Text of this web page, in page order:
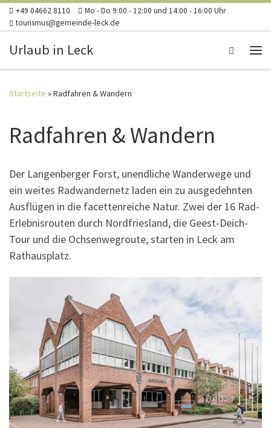
Zum Inhalt springen
+49 04662 8110
Mo - Do 9:00 - 12:00 und 14:00 - 16:00 Uhr
tourismus@gemeinde-leck.de
Urlaub in Leck
Search
Startseite »Radfahren & Wandern
Radfahren & Wandern
Der Langenberger Forst, unendliche Wanderwege und
ein weites Radwandernetz laden ein zu ausgedehnten
Ausflügen in die facettenreiche Natur. Zwei der 16 Rad-
Erlebnisrouten durch Nordfriesland, die Geest-Deich-
Tour und die Ochsenwegroute, starten in Leck am
Rathausplatz.